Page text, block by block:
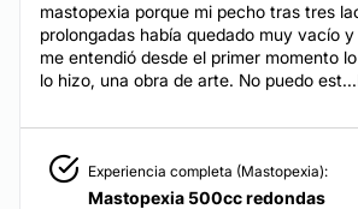
Rellenos faciales
DERMATOLOGÍA
Verrugas
Lunares
mastopexia porque mi pecho tras tres
prolongadas había quedado muy vacío
me entendió desde el primer momento
lo hizo, una obra de arte. No puedo est...
Experiencia completa (Mastopexia):
Mastopexia 500cc redondas